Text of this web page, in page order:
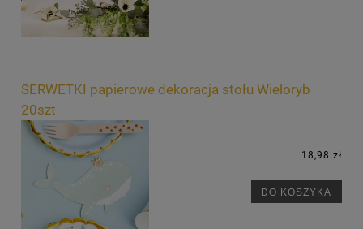
SERWETKI papierowe dekoracja stołu Wieloryb
20szt
18,98 zł
DO KOSZYKA